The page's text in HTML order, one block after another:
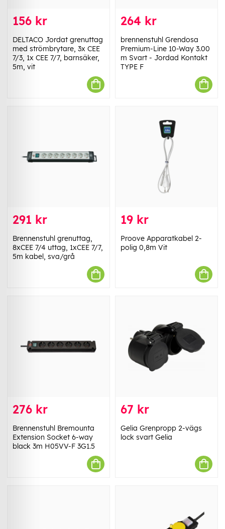
156 kr
DELTACO Jordat grenuttag
med strömbrytare, 3x CEE
7/3, 1x CEE 7/7, barnsäker,
5m, vit
264 kr
brennenstuhl Grendosa
Premium-Line 10-Way 3.00
m Svart - Jordad Kontakt
TYPE F
291 kr
Brennenstuhl grenuttag,
8xCEE 7/4 uttag, 1xCEE 7/7,
5m kabel, sva/grå
19 kr
Proove Apparatkabel 2-
polig 0,8m Vit
276 kr
Brennenstuhl Bremounta
Extension Socket 6-way
black 3m H05VV-F 3G1.5
67 kr
Gelia Grenpropp 2-vägs
lock svart Gelia